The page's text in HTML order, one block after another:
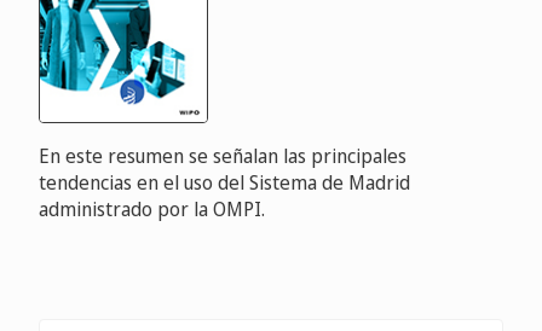
En este resumen se señalan las principales
tendencias en el uso del Sistema de Madrid
administrado por la OMPI.